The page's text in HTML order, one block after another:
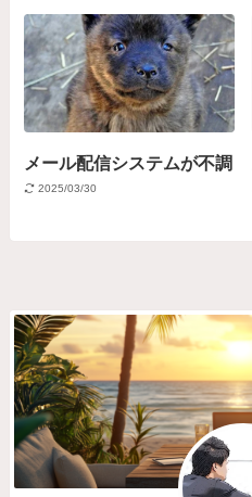
メール配信システムが不調
2025/03/30